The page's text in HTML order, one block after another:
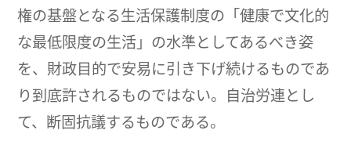
権の基盤となる生活保護制度の「健康で文化的
な最低限度の生活」の水準としてあるべき姿
を、財政目的で安易に引き下げ続けるものであ
り到底許されるものではない。自治労連とし
て、断固抗議するものである。